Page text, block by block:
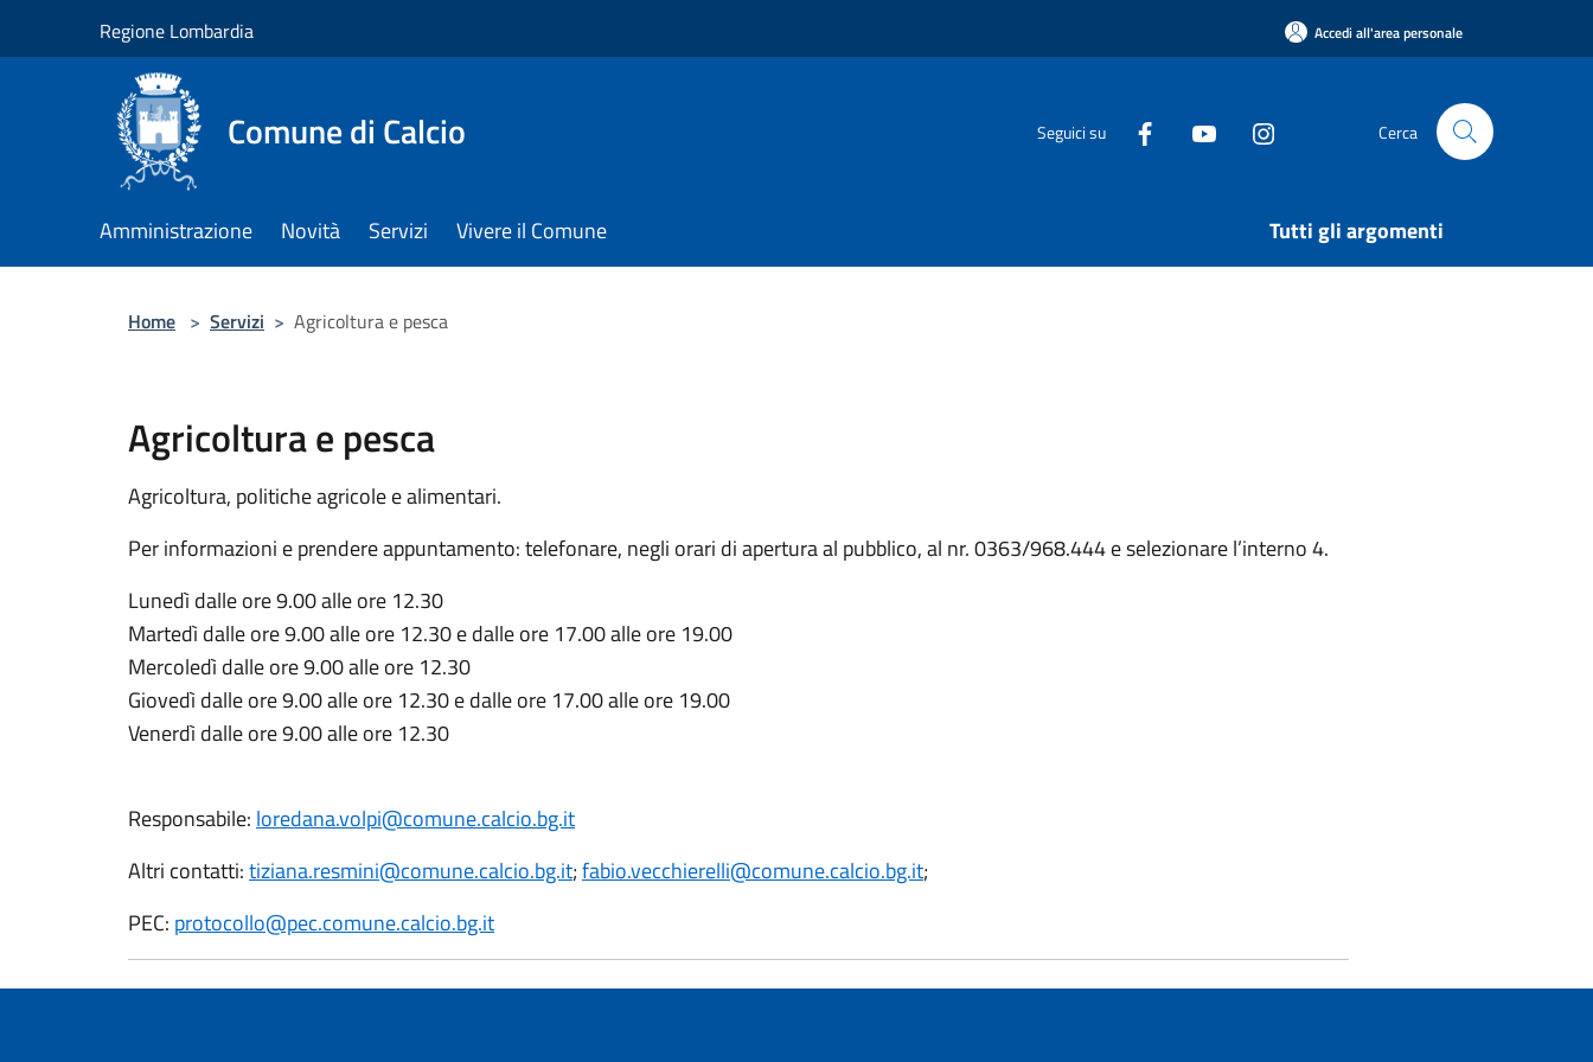
Regione Lombardia Accedi all'area personale
Comune di Calcio Seguici su Cerca
Amministrazione Novità Servizi Vivere il Comune Tutti gli argomenti
Home > Servizi > Agricoltura e pesca
Agricoltura e pesca
Agricoltura, politiche agricole e alimentari.
Per informazioni e prendere appuntamento: telefonare, negli orari di apertura al pubblico, al nr. 0363/968.444 e selezionare l’interno 4.
Lunedì dalle ore 9.00 alle ore 12.30
Martedì dalle ore 9.00 alle ore 12.30 e dalle ore 17.00 alle ore 19.00
Mercoledì dalle ore 9.00 alle ore 12.30
Giovedì dalle ore 9.00 alle ore 12.30 e dalle ore 17.00 alle ore 19.00
Venerdì dalle ore 9.00 alle ore 12.30
Responsabile: loredana.volpi@comune.calcio.bg.it
Altri contatti:tiziana.resmini@comune.calcio.bg.it;fabio.vecchierelli@comune.calcio.bg.it;
PEC: protocollo@pec.comune.calcio.bg.it